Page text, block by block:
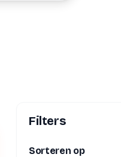
Filters
Sorteren op